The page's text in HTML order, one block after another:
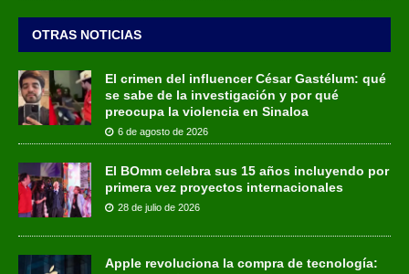
OTRAS NOTICIAS
El crimen del influencer César Gastélum: qué
se sabe de la investigación y por qué
preocupa la violencia en Sinaloa
6 de agosto de 2026
El BOmm celebra sus 15 años incluyendo por
primera vez proyectos internacionales
28 de julio de 2026
Apple revoluciona la compra de tecnología: